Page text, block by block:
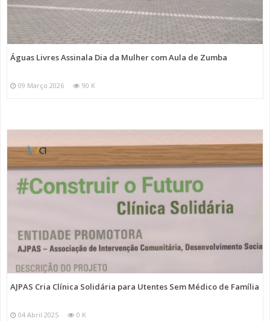
Águas Livres Assinala Dia da Mulher com Aula de Zumba
09 Março 2026 90 K
AJPAS Cria Clínica Solidária para Utentes Sem Médico de Família
04 Abril 2025 0 K